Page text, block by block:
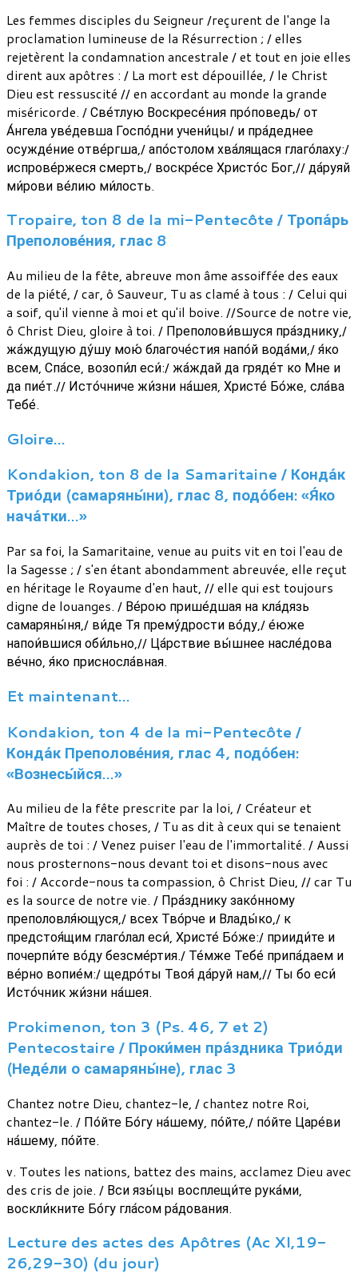
Les femmes disciples du Seigneur /reçurent de l'ange la
proclamation lumineuse de la Résurrection ; / elles
rejetèrent la condamnation ancestrale / et tout en joie elles
dirent aux apôtres : / La mort est dépouillée, / le Christ
Dieu est ressuscité // en accordant au monde la grande
miséricorde. / Све́тлую Воскресе́ния про́поведь/ от
А́нгела уве́девша Госпо́дни учени́цы/ и пра́деднее
осужде́ние отве́ргша,/ апо́столом хва́лящася глаго́лаху:/
испрове́ржеся смерть,/ воскре́се Христо́с Бог,// да́руяй
ми́рови ве́лию ми́лость.
Tropaire, ton 8 de la mi-Pentecôte / Тропа́рь
Преполове́ния, глас 8
Au milieu de la fête, abreuve mon âme assoiffée des eaux
de la piété, / car, ô Sauveur, Tu as clamé à tous : / Celui qui
a soif, qu'il vienne à moi et qu'il boive. //Source de notre vie,
ô Christ Dieu, gloire à toi. / Преполови́вшуся пра́зднику,/
жа́ждущую ду́шу мою́ благоче́стия напо́й вода́ми,/ я́ко
всем, Спа́се, возопи́л еси́:/ жа́ждай да гряде́т ко Мне и
да пие́т.// Исто́чниче жи́зни на́шея, Христе́ Бо́же, сла́ва
Тебе́.
Gloire…
Kondakion, ton 8 de la Samaritaine / Конда́к
Трио́ди (самаряны́ни), глас 8, подо́бен: «Я́ко
нача́тки…»
Par sa foi, la Samaritaine, venue au puits vit en toi l'eau de
la Sagesse ; / s'en étant abondamment abreuvée, elle reçut
en héritage le Royaume d'en haut, // elle qui est toujours
digne de louanges. / Ве́рою прише́дшая на кла́дязь
самаряны́ня,/ ви́де Тя прему́дрости во́ду,/ е́юже
напои́вшися оби́льно,// Ца́рствие вы́шнее насле́дова
ве́чно, я́ко присносла́вная.
Et maintenant…
Kondakion, ton 4 de la mi-Pentecôte /
Конда́к Преполове́ния, глас 4, подо́бен:
«Вознесы́йся…»
Au milieu de la fête prescrite par la loi, / Créateur et
Maître de toutes choses, / Tu as dit à ceux qui se tenaient
auprès de toi : / Venez puiser l'eau de l'immortalité. / Aussi
nous prosternons-nous devant toi et disons-nous avec
foi : / Accorde-nous ta compassion, ô Christ Dieu, // car Tu
es la source de notre vie. / Пра́зднику зако́нному
преполовля́ющуся,/ всех Тво́рче и Влады́ко,/ к
предстоя́щим глаго́лал еси́, Христе́ Бо́же:/ прииди́те и
почерпи́те во́ду безсме́ртия./ Те́мже Тебе́ припа́даем и
ве́рно вопие́м:/ щедро́ты Твоя́ да́руй нам,// Ты бо еси́
Исто́чник жи́зни на́шея.
Prokimenon, ton 3 (Ps. 46, 7 et 2)
Pentecostaire / Проки́мен пра́здника Трио́ди
(Неде́ли о самаряны́не), глас 3
Chantez notre Dieu, chantez-le, / chantez notre Roi,
chantez-le. / По́йте Бо́гу на́шему, по́йте,/ по́йте Царе́ви
на́шему, по́йте.
v. Toutes les nations, battez des mains, acclamez Dieu avec
des cris de joie. / Вси язы́цы восплещи́те рука́ми,
воскли́кните Бо́гу гла́сом ра́дования.
Lecture des actes des Apôtres (Ac XI,19-
26,29-30) (du jour)